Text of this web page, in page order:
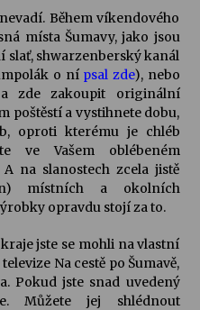
Během víkendového
místa Šumavy, jako jsou
slať, shwarzenberský kanál
o ní psal zde), nebo
zde zakoupit originální
poštěstí a vystihnete dobu,
oproti kterému je chléb
ve Vašem oblébeném
na slanostech zcela jistě
místních a okolních
opravdu stojí za to.
jste se mohli na vlastní
Na cestě po Šumavě,
Pokud jste snad uvedený
Můžete jej shlédnout